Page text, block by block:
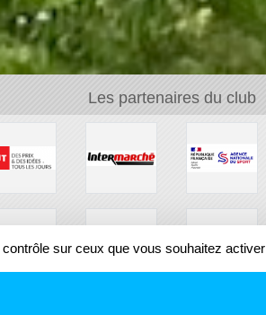
Les partenaires du club
sur ceux que vous souhaitez activer